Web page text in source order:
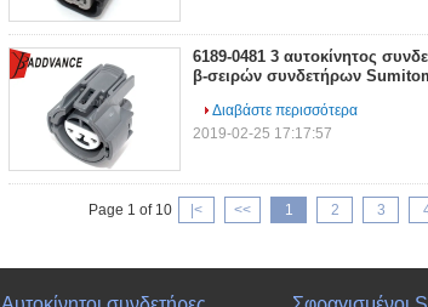
6189-0481 3 αυτοκίνητος
β-σειρών συνδετήρων
Διαβάστε περισσότερα
2019-02-25 17:17:57
Page 1 of 10 |< << 1 2 3